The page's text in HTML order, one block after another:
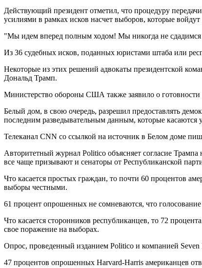
Действующий президент отметил, что процедуру
усилиями в рамках исков насчет выборов, которые
"Мы идем вперед полным ходом! Мы никогда не сдадимся
Из 36 судебных исков, поданных юристами штаба или
Некоторые из этих решений адвокаты президентской
Дональд Трамп.
Министерство обороны США также заявило о готовности
Белый дом, в свою очередь, разрешил предоставлять
последним разведывательным данным, которые
Телеканал CNN со ссылкой на источник в Белом доме
Авторитетный журнал Politico объясняет согласие
все чаще призывают и сенаторы от Республиканской
Что касается простых граждан, то почти 60 процентов
выборы честными.
61 процент опрошенных не сомневаются, что
Что касается сторонников республиканцев, то 72
свое поражение на выборах.
Опрос, проведенный изданием Politico и компанией Seven
47 процентов опрошенных Harvard-Harris американцев